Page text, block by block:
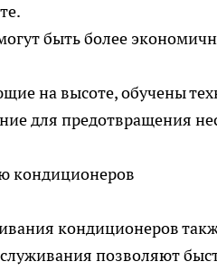
быть более
на высоте, обучены
для предотвращения
кондиционеров
кондиционеров
позволяют